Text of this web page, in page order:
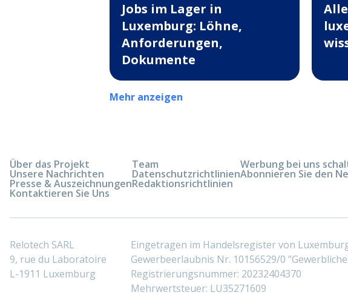
Jobs im Lager in
Luxemburg: Löhne,
Anforderungen,
Dokumente
Mehr anzeigen
Über das Projekt
Unsere Nachrichten
Presse & Auszeichnungen
Kontaktieren Sie Uns
Team
Datenschutzrichtlinien
Redaktionsrichtlinien
Werbung bei uns
Abonnieren Sie den
Relotech SARL
9, rue du Laboratoire
L-1911 Luxemburg
Eingetragen im Handelsregister von
Gewerbeerlaubnis Nr. 10156529/0
Registrierungsnummer: 20232404370
Mehrwertsteuer: LU35271609